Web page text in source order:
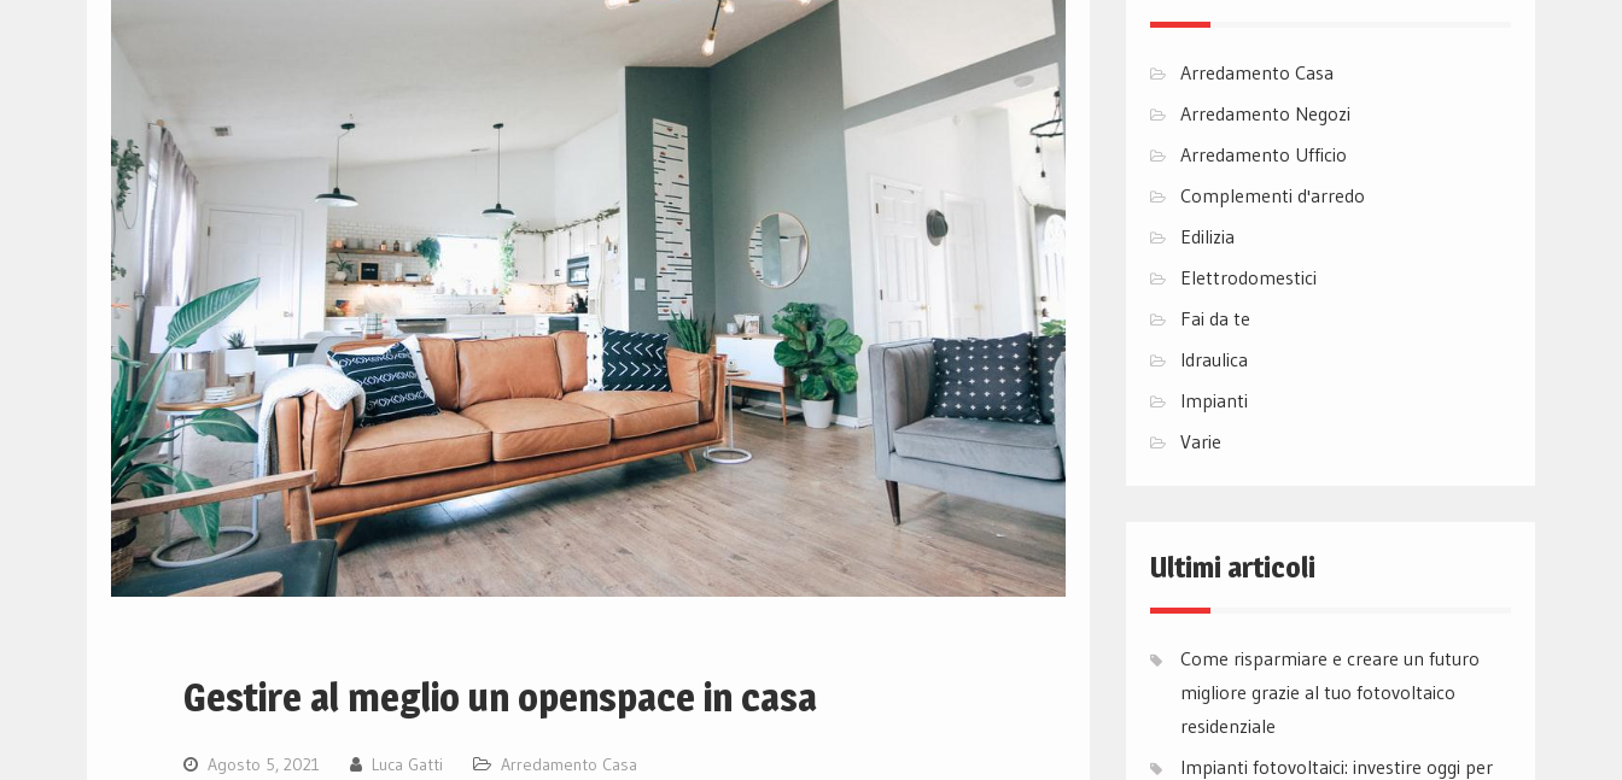
Gestire al meglio un openspace in casa
Agosto 5, 2021 Luca Gatti Arredamento Casa
Arredamento Casa
Arredamento Negozi
Arredamento Ufficio
Complementi d'arredo
Edilizia
Elettrodomestici
Fai da te
Idraulica
Impianti
Varie
Ultimi articoli
Come risparmiare e creare un futuro
migliore grazie al tuo fotovoltaico
residenziale
Impianti fotovoltaici: investire oggi per